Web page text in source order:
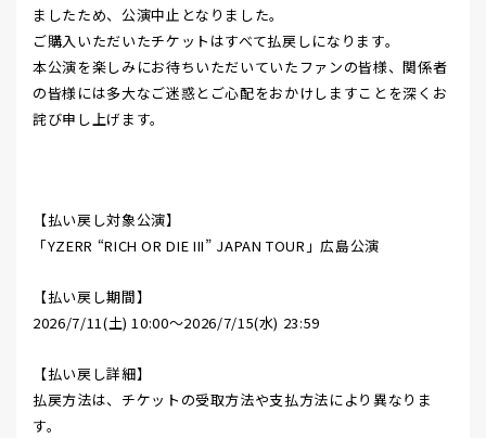
ましたため、公演中止となりました。
ご購入いただいたチケットはすべて払戻しになります。
本公演を楽しみにお待ちいただいていたファンの皆様、関係者
の皆様には多大なご迷惑とご心配をおかけしますことを深くお
詫び申し上げます。
【払い戻し対象公演】
「YZERR “RICH OR DIE III” JAPAN TOUR」広島公演
【払い戻し期間】
2026/7/11(土) 10:00～2026/7/15(水) 23:59
【払い戻し詳細】
払戻方法は、チケットの受取方法や支払方法により異なりま
す。